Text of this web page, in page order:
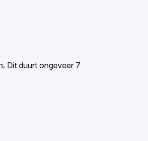
Dit duurt ongeveer 7